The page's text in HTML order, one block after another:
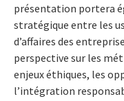
présentation portera
stratégique entre les
d’affaires des
perspective sur les
enjeux éthiques, les
l’intégration